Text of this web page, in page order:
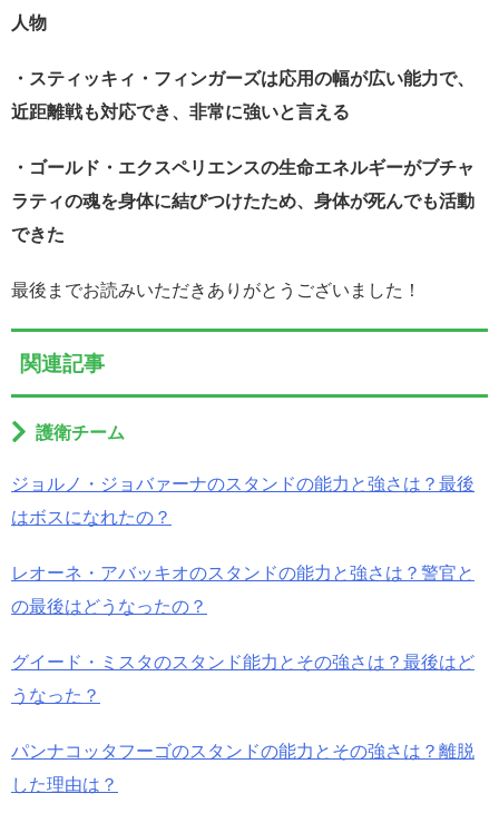
人物
・スティッキィ・フィンガーズは応用の幅が広い能力で、
近距離戦も対応でき、非常に強いと言える
・ゴールド・エクスペリエンスの生命エネルギーがブチャ
ラティの魂を身体に結びつけたため、身体が死んでも活動
できた
最後までお読みいただきありがとうございました！
関連記事
護衛チーム
ジョルノ・ジョバァーナのスタンドの能力と強さは？最後
はボスになれたの？
レオーネ・アバッキオのスタンドの能力と強さは？警官と
の最後はどうなったの？
グイード・ミスタのスタンド能力とその強さは？最後はど
うなった？
パンナコッタフーゴのスタンドの能力とその強さは？離脱
した理由は？